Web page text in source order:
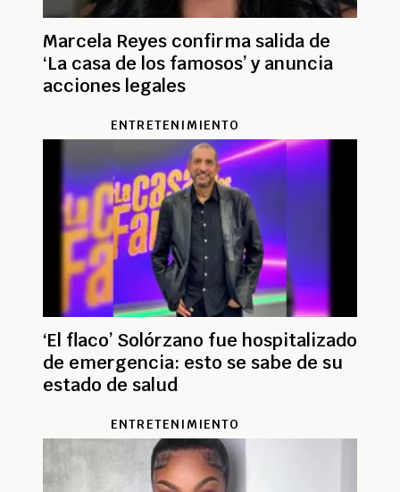
Marcela Reyes confirma salida de
‘La casa de los famosos’ y anuncia
acciones legales
ENTRETENIMIENTO
‘El flaco’ Solórzano fue hospitalizado
de emergencia: esto se sabe de su
estado de salud
ENTRETENIMIENTO